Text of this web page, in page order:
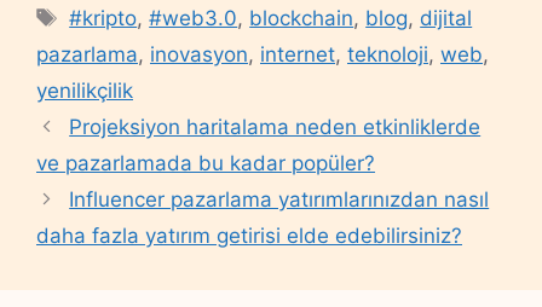
Tags
#kripto,#web3.0, blockchain, blog, dijital
pazarlama, inovasyon, internet, teknoloji, web,
yenilikçilik
Projeksiyon haritalama neden etkinliklerde
ve pazarlamada bu kadar popüler?
Influencer pazarlama yatırımlarınızdan nasıl
daha fazla yatırım getirisi elde edebilirsiniz?